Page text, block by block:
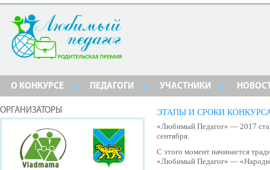
О КОНКУРСЕ ПЕДАГОГИ УЧАСТНИКИ
ОРГАНИЗАТОРЫ
ЭТАПЫ И СРОКИ
«Любимый Педагог» — 2017
сентября.
С этого момент начинается
«Любимый Педагог» —